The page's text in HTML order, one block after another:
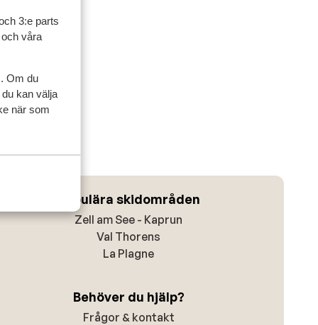
3:e parts
våra
Om du
kan välja
när som
Populära skidområden
Zell am See - Kaprun
Val Thorens
La Plagne
Behöver du hjälp?
Frågor & kontakt